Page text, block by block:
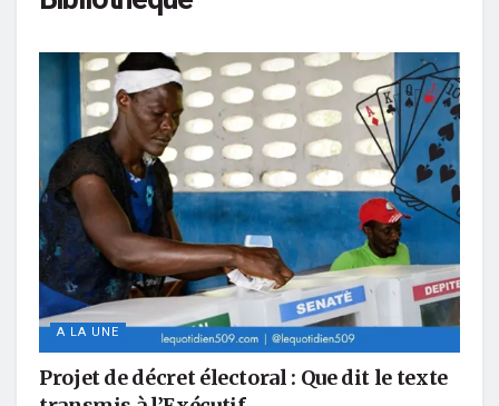
A LA UNE
Projet de décret électoral : Que dit le texte